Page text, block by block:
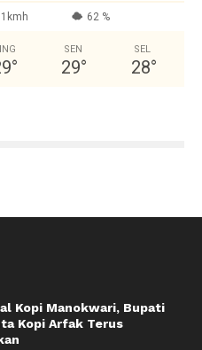
62 %
°
SEN
29°
SEL
28°
Kopi Manokwari, Bupati
Kopi Arfak Terus